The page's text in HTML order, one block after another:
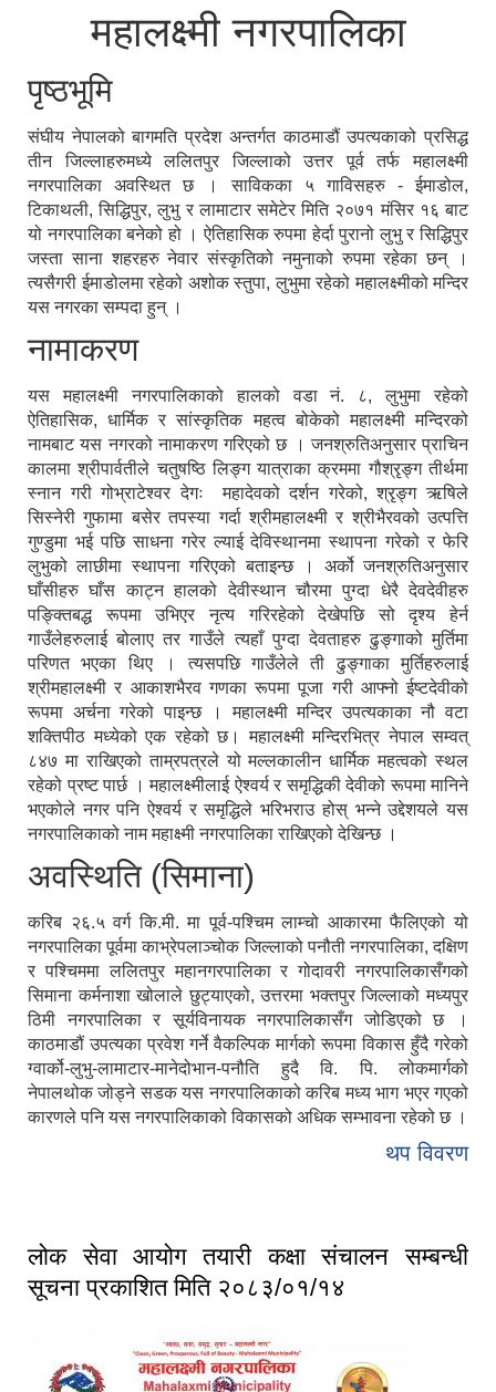
महालक्ष्मी नगरपालिका
पृष्ठभूमि
संघीय नेपालको बागमति प्रदेश अन्तर्गत काठमाडौं उपत्यकाको प्रसिद्ध
तीन जिल्लाहरुमध्ये ललितपुर जिल्लाको उत्तर पूर्व तर्फ महालक्ष्मी
नगरपालिका अवस्थित छ । साविकका ५ गाविसहरु - ईमाडोल,
टिकाथली, सिद्धिपुर, लुभु र लामाटार समेटेर मिति २०७१ मंसिर १६ बाट
यो नगरपालिका बनेको हो । ऐतिहासिक रुपमा हेर्दा पुरानो लुभु र सिद्धिपुर
जस्ता साना शहरहरु नेवार संस्कृतिको नमुनाको रुपमा रहेका छन् ।
त्यसैगरी ईमाडोलमा रहेको अशोक स्तुपा, लुभुमा रहेको महालक्ष्मीको मन्दिर
यस नगरका सम्पदा हुन् ।
नामाकरण
यस महालक्ष्मी नगरपालिकाको हालको वडा नं. ८, लुभुमा रहेको
ऐतिहासिक, धार्मिक र सांस्कृतिक महत्व बोकेको महालक्ष्मी मन्दिरको
नामबाट यस नगरको नामाकरण गरिएको छ । जनश्रुतिअनुसार प्राचिन
कालमा श्रीपार्वतीले चतुषष्ठि लिङ्ग यात्राका क्रममा गौश्रृङ्ग तीर्थमा
स्नान गरी गोभ्राटेश्वर देगः महादेवको दर्शन गरेको, श्रृङ्ग ऋषिले
सिस्नेरी गुफामा बसेर तपस्या गर्दा श्रीमहालक्ष्मी र श्रीभैरवको उत्पत्ति
गुण्डुमा भई पछि साधना गरेर ल्याई देविस्थानमा स्थापना गरेको र फेरि
लुभुको लाछीमा स्थापना गरिएको बताइन्छ । अर्को जनश्रुतिअनुसार
घाँसीहरु घाँस काट्न हालको देवीस्थान चौरमा पुग्दा धेरै देवदेवीहरु
पङ्क्तिबद्ध रूपमा उभिएर नृत्य गरिरहेको देखेपछि सो दृश्य हेर्न
गाउँलेहरुलाई बोलाए तर गाउँले त्यहाँ पुग्दा देवताहरु ढुङ्गाको मुर्तिमा
परिणत भएका थिए । त्यसपछि गाउँलेले ती ढुङ्गाका मुर्तिहरुलाई
श्रीमहालक्ष्मी र आकाशभैरव गणका रूपमा पूजा गरी आफ्नो ईष्टदेवीको
रूपमा अर्चना गरेको पाइन्छ । महालक्ष्मी मन्दिर उपत्यकाका नौ वटा
शक्तिपीठ मध्येको एक रहेको छ। महालक्ष्मी मन्दिरभित्र नेपाल सम्वत्
८४७ मा राखिएको ताम्रपत्रले यो मल्लकालीन धार्मिक महत्वको स्थल
रहेको प्रष्ट पार्छ । महालक्ष्मीलाई ऐश्वर्य र समृद्धिकी देवीको रूपमा मानिने
भएकोले नगर पनि ऐश्वर्य र समृद्धिले भरिभराउ होस् भन्ने उद्देशयले यस
नगरपालिकाको नाम महाक्ष्मी नगरपालिका राखिएको देखिन्छ ।
अवस्थिति (सिमाना)
करिब २६.५ वर्ग कि.मी. मा पूर्व-पश्चिम लाम्चो आकारमा फैलिएको यो
नगरपालिका पूर्वमा काभ्रेपलाञ्चोक जिल्लाको पनौती नगरपालिका, दक्षिण
र पश्चिममा ललितपुर महानगरपालिका र गोदावरी नगरपालिकासँगको
सिमाना कर्मनाशा खोलाले छुट्याएको, उत्तरमा भक्तपुर जिल्लाको मध्यपुर
ठिमी नगरपालिका र सूर्यविनायक नगरपालिकासँग जोडिएको छ ।
काठमाडौं उपत्यका प्रवेश गर्ने वैकल्पिक मार्गको रूपमा विकास हुँदै गरेको
ग्वार्को-लुभु-लामाटार-मानेदोभान-पनौति हुदै वि. पि. लोकमार्गको
नेपालथोक जोड्ने सडक यस नगरपालिकाको करिब मध्य भाग भएर गएको
कारणले पनि यस नगरपालिकाको विकासको अधिक सम्भावना रहेको छ ।
थप विवरण
लोक सेवा आयोग तयारी कक्षा संचालन सम्बन्धी
सूचना प्रकाशित मिति २०८३/०१/१४